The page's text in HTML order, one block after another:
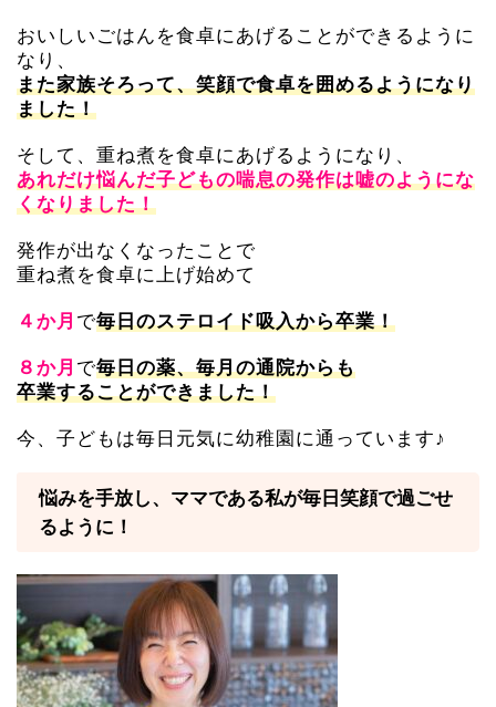
おいしいごはんを食卓にあげることができるように
なり、
また家族そろって、笑顔で食卓を囲めるようになり
ました！
そして、重ね煮を食卓にあげるようになり、
あれだけ悩んだ子どもの喘息の発作は嘘のようにな
くなりました！
発作が出なくなったことで
重ね煮を食卓に上げ始めて
４か月 で毎日のステロイド吸入から卒業！
８か月 で毎日の薬、毎月の通院からも
卒業することができました！
今、子どもは毎日元気に幼稚園に通っています♪
悩みを手放し、ママである私が毎日笑顔で過ごせ
るように！